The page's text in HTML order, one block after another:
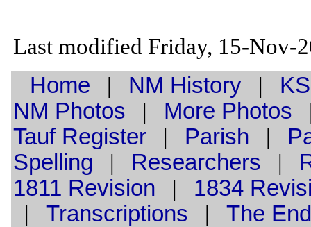
Last modified Friday, 15-Nov-
Home | NM History|
NM Photos | More Photos
TaufRegister| Parish |
Spelling | Researchers |
1811 Revision | 1834
| Transcriptions | The End